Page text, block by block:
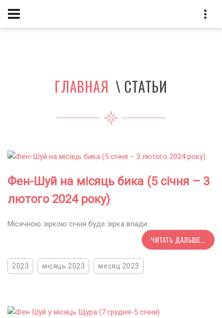
ГЛАВНАЯ \ СТАТЬИ
Фен-Шуй на місяць бика (5 січня – 3
лютого 2024 року)
Місячною зіркою січня буде зірка влади.
ЧИТАТЬ ДАЛЬШЕ...
2023 місяць 2023 месяц 2023